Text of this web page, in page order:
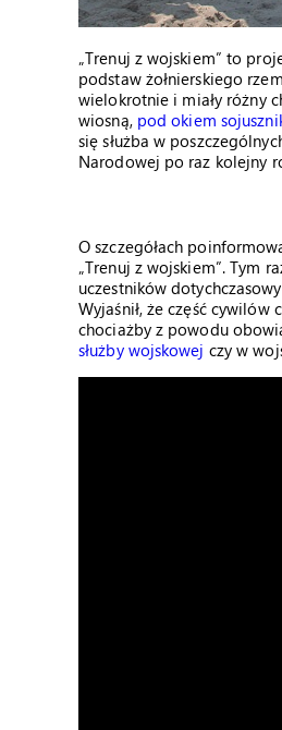
„Trenuj z wojskiem” to
podstaw żołnierskiego
wielokrotnie i miały różny
wiosną, pod okiem
się służba w
Narodowej po raz kolejny
O szczegółach
„Trenuj z wojskiem”. Tym
uczestników
Wyjaśnił, że część cywilów
chociażby z powodu
służby wojskowej czy w